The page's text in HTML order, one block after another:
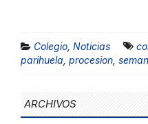
Colegio Noticias
parihuela procesion
ARCHIVOS